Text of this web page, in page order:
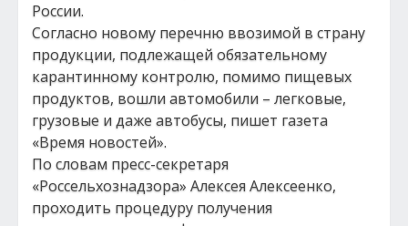
России.
Согласно новому перечню ввозимой в страну
продукции, подлежащей обязательному
карантинному контролю, помимо пищевых
продуктов, вошли автомобили – легковые,
грузовые и даже автобусы, пишет газета
«Время новостей».
По словам пресс-секретаря
«Россельхознадзора» Алексея Алексеенко,
проходить процедуру получения